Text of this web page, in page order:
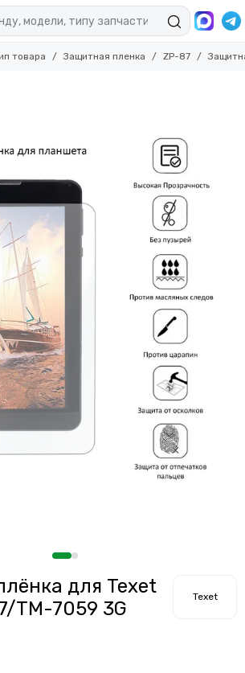
товара Защитная пленка ZP-87
для Texet
TM-7059 3G
Texet